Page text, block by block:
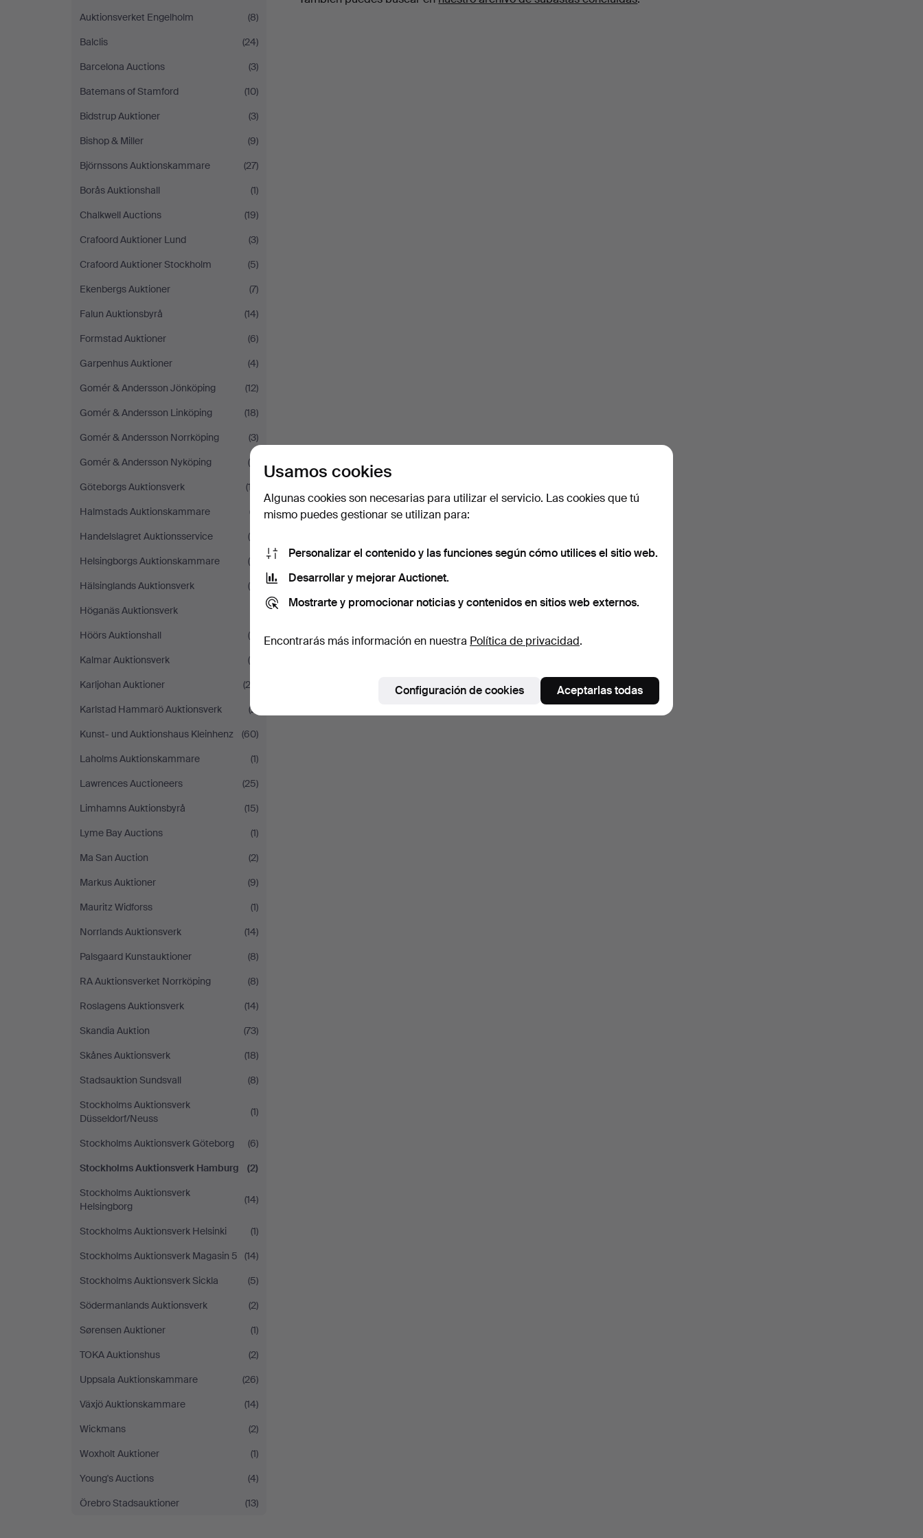
Auktionsverket Engelholm
(8)
Balclis
(24)
Barcelona Auctions
(3)
Batemans of Stamford
(10)
Bidstrup Auktioner
(3)
Bishop & Miller
(9)
Björnssons Auktionskammare
(27)
Borås Auktionshall
(1)
Chalkwell Auctions
(19)
Crafoord Auktioner Lund
(3)
Crafoord Auktioner Stockholm
(5)
Ekenbergs Auktioner
(7)
Falun Auktionsbyrå
(14)
Formstad Auktioner
(6)
Garpenhus Auktioner
(4)
Gomér & Andersson Jönköping
(12)
Gomér & Andersson Linköping
(18)
Gomér & Andersson Norrköping
(3)
Gomér & Andersson Nyköping
(6)
Göteborgs Auktionsverk
(17)
Halmstads Auktionskammare
(7)
Handelslagret Auktionsservice
(5)
Helsingborgs Auktionskammare
(8)
Hälsinglands Auktionsverk
(6)
Höganäs Auktionsverk
Höörs Auktionshall
(5)
Kalmar Auktionsverk
(8)
Karljohan Auktioner
(22)
Karlstad Hammarö Auktionsverk
(2)
Kunst- und Auktionshaus Kleinhenz
(60)
Laholms Auktionskammare
(1)
Lawrences Auctioneers
(25)
Limhamns Auktionsbyrå
(15)
Lyme Bay Auctions
(1)
Ma San Auction
(2)
Markus Auktioner
(9)
Mauritz Widforss
(1)
Norrlands Auktionsverk
(14)
Palsgaard Kunstauktioner
(8)
RA Auktionsverket Norrköping
(8)
Roslagens Auktionsverk
(14)
Skandia Auktion
(73)
Skånes Auktionsverk
(18)
Stadsauktion Sundsvall
(8)
Stockholms Auktionsverk
Düsseldorf/Neuss
(1)
Stockholms Auktionsverk Göteborg
(6)
Stockholms Auktionsverk Hamburg
(2)
Stockholms Auktionsverk
Helsingborg
(14)
Stockholms Auktionsverk Helsinki
(1)
Stockholms Auktionsverk Magasin 5
(14)
Stockholms Auktionsverk Sickla
(5)
Södermanlands Auktionsverk
(2)
Sørensen Auktioner
(1)
TOKA Auktionshus
(2)
Uppsala Auktionskammare
(26)
Växjö Auktionskammare
(14)
Wickmans
(2)
Woxholt Auktioner
(1)
Young's Auctions
(4)
Örebro Stadsauktioner
(13)
Usamos cookies
Algunas cookies son necesarias para utilizar el servicio. Las cookies que tú
mismo puedes gestionar se utilizan para:
Personalizar el contenido y las funciones según cómo utilices el sitio web.
Desarrollar y mejorar Auctionet.
Mostrarte y promocionar noticias y contenidos en sitios web externos.
Encontrarás más información en nuestra Política de privacidad.
Configuración de cookies Aceptarlas todas